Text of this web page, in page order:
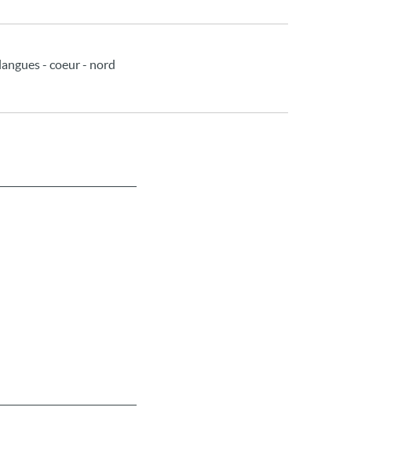
- coeur - nord